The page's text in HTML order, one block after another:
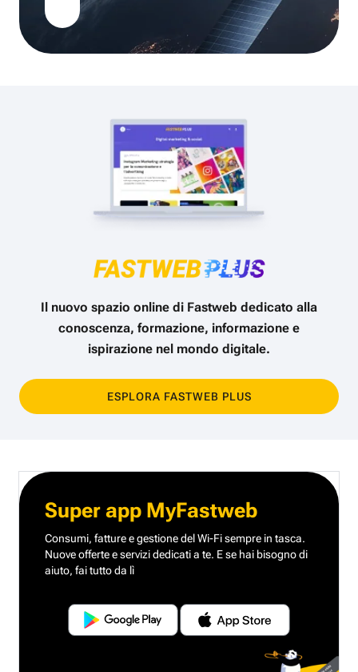
Il nuovo spazio online di Fastweb dedicato alla
conoscenza, formazione, informazione e
ispirazione nel mondo digitale.
ESPLORA FASTWEB PLUS
Super app MyFastweb
Consumi, fatture e gestione del Wi-Fi sempre in tasca.
Nuove offerte e servizi dedicati a te. E se hai bisogno di
aiuto, fai tutto da lì